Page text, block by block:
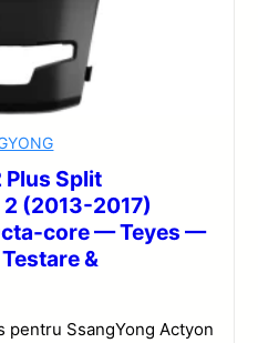
Plus Split
(2013-2017)
core — Teyes —
&
pentru SsangYong Actyon